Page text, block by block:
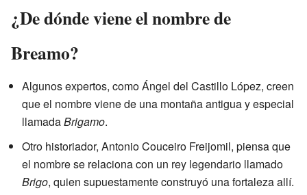
¿De dónde viene el nombre de
Breamo?
Algunos expertos, como Ángel del Castillo López, creen
que el nombre viene de una montaña antigua y especial
llamadaBrigamo.
Otro historiador, Antonio Couceiro Freijomil, piensa que
el nombre se relaciona con un rey legendario llamado
Brigo, quien supuestamente construyó una fortaleza allí.